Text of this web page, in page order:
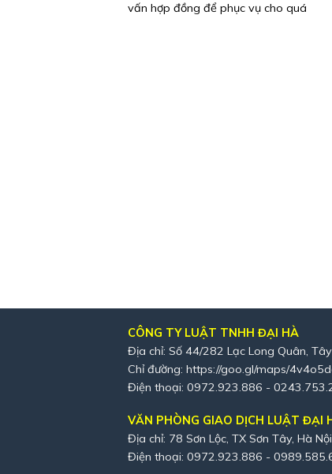
vấn hợp đồng để phục vụ cho quá
CÔNG TY LUẬT TNHH ĐẠI HÀ
Địa chỉ: Số 44/282 Lạc Long Quân,
Chỉ đường: https://goo.gl/maps/
Điện thoại: 0972.923.886 -
VĂN PHÒNG GIAO DỊCH LUẬT ĐẠI
Địa chỉ: 78 Sơn Lộc, TX Sơn Tây, Hà Nội
Điện thoại: 0972.923.886 -